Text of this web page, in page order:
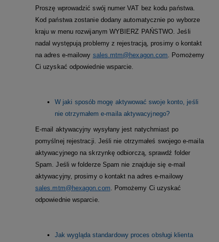
Proszę wprowadzić swój numer VAT bez kodu państwa.
Kod państwa zostanie dodany automatycznie po wyborze
kraju w menu rozwijanym WYBIERZ PAŃSTWO. Jeśli
nadal występują problemy z rejestracją, prosimy o kontakt
na adres e-mailowy sales.mtm@hexagon.com
Pomożemy
Ci uzyskać odpowiednie wsparcie.
W jaki sposób mogę aktywować swoje konto, jeśli
nie otrzymałem e-maila aktywacyjnego?
E-mail aktywacyjny wysyłany jest natychmiast po
pomyślnej rejestracji. Jeśli nie otrzymałeś swojego e-maila
aktywacyjnego na skrzynkę odbiorczą, sprawdź folder
Spam.Jeśli w folderze Spam nie znajduje się e-mail
aktywacyjny, prosimy o kontakt na adres e-mailowy
sales.mtm@hexagon.com
Pomożemy Ci uzyskać
odpowiednie wsparcie.
Jak wygląda standardowy proces obsługi klienta